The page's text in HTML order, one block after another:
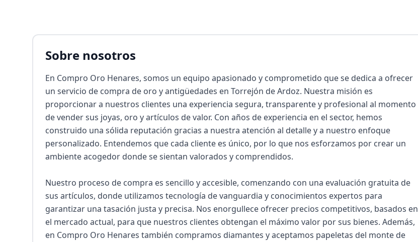
Sobre nosotros
En Compro Oro Henares, somos un equipo apasionado y comprometido que se dedica a ofrecer
un servicio de compra de oro y antigüedades en Torrejón de Ardoz. Nuestra misión es
proporcionar a nuestros clientes una experiencia segura, transparente y profesional al momento
de vender sus joyas, oro y artículos de valor. Con años de experiencia en el sector, hemos
construido una sólida reputación gracias a nuestra atención al detalle y a nuestro enfoque
personalizado. Entendemos que cada cliente es único, por lo que nos esforzamos por crear un
ambiente acogedor donde se sientan valorados y comprendidos.
Nuestro proceso de compra es sencillo y accesible, comenzando con una evaluación gratuita de
sus artículos, donde utilizamos tecnología de vanguardia y conocimientos expertos para
garantizar una tasación justa y precisa. Nos enorgullece ofrecer precios competitivos, basados en
el mercado actual, para que nuestros clientes obtengan el máximo valor por sus bienes. Además,
en Compro Oro Henares también compramos diamantes y aceptamos papeletas del monte de